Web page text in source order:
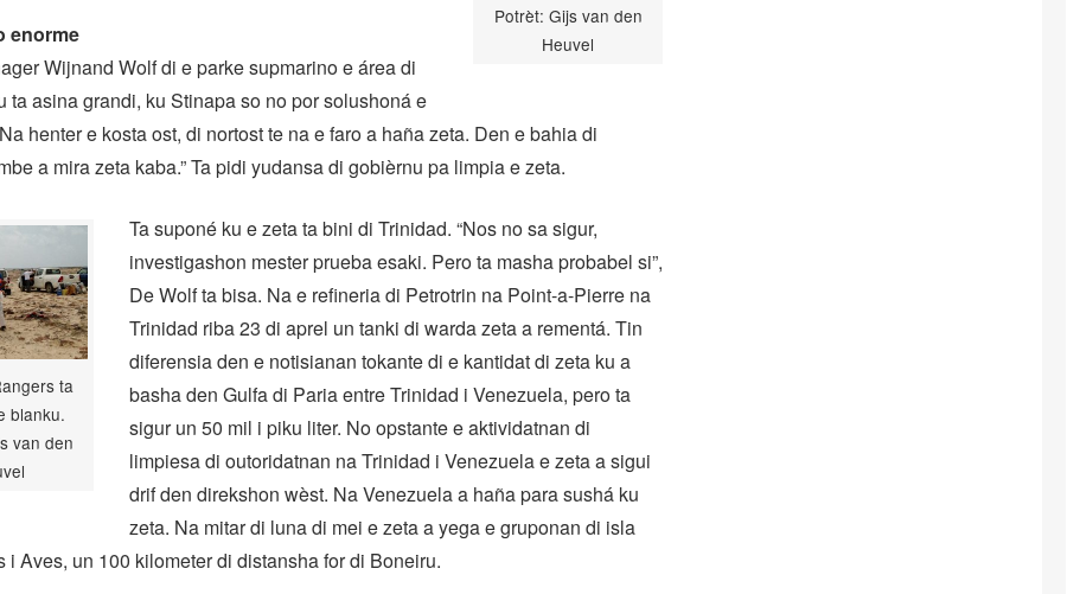
Potrèt: Gijs van den
Heuvel
enorme
Wijnand Wolf di e parke supmarino e área di
ta asina grandi, ku Stinapa so no por solushoná e
henter e kosta ost, di nortost te na e faro a haña zeta. Den e bahia di
a mira zeta kaba.” Ta pidi yudansa di gobièrnu pa limpia e zeta.
ta
blanku.
van den
Ta suponé ku e zeta ta bini di Trinidad. “Nos no sa sigur,
investigashon mester prueba esaki. Pero ta masha probabel si”,
De Wolf ta bisa. Na e refineria di Petrotrin na Point-a-Pierre na
Trinidad riba 23 di aprel un tanki di warda zeta a rementá. Tin
diferensia den e notisianan tokante di e kantidat di zeta ku a
basha den Gulfa di Paria entre Trinidad i Venezuela, pero ta
sigur un 50 mil i piku liter. No opstante e aktividatnan di
limpiesa di outoridatnan na Trinidad i Venezuela e zeta a sigui
drif den direkshon wèst. Na Venezuela a haña para sushá ku
zeta. Na mitar di luna di mei e zeta a yega e gruponan di isla
i Aves, un 100 kilometer di distansha for di Boneiru.